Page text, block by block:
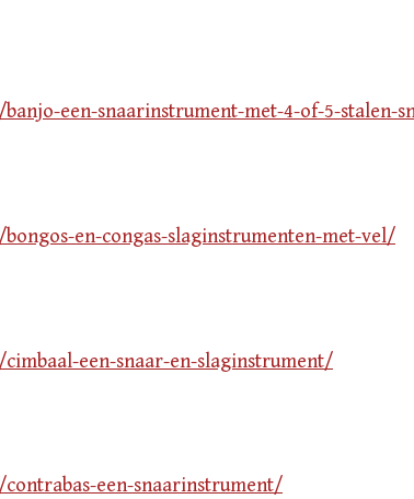
een-snaarinstrument-met-4-of-5-stalen-
en-congas-slaginstrumenten-met-vel/
een-snaar-en-slaginstrument/
een-snaarinstrument/